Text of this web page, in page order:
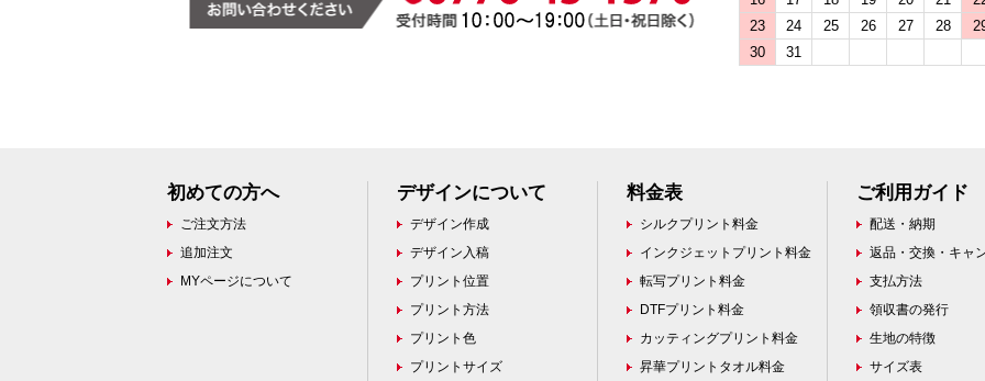
23
24 25 26 27 28
30
31
初めての方へ
ご注文方法
追加注文
MYページについて
デザインについて
デザイン作成
デザイン入稿
プリント位置
プリント方法
プリント色
プリントサイズ
料金表
シルクプリント料金
インクジェットプリント料金
転写プリント料金
DTFプリント料金
カッティングプリント料金
昇華プリントタオル料金
ご利用ガイド
配送・納期
返品・交換・キャ
支払方法
領収書の発行
生地の特徴
サイズ表